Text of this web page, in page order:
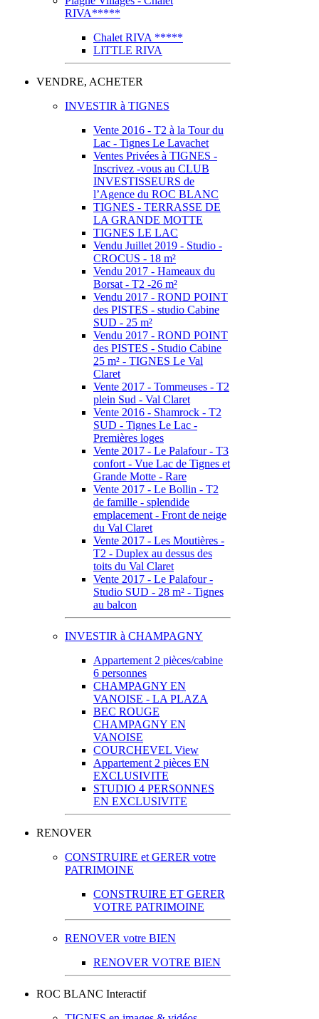
RIVA*****
Chalet RIVA *****
LITTLE RIVA
VENDRE, ACHETER
INVESTIR à TIGNES
Vente 2016 - T2 à la Tour du
Lac - Tignes Le Lavachet
Ventes Privées à TIGNES -
Inscrivez -vous au CLUB
INVESTISSEURS de
l’Agence du ROC BLANC
TIGNES - TERRASSE DE
LA GRANDE MOTTE
TIGNES LE LAC
Vendu Juillet 2019 - Studio -
CROCUS - 18 m²
Vendu 2017 - Hameaux du
Borsat - T2 -26 m²
Vendu 2017 - ROND POINT
des PISTES - studio Cabine
SUD - 25 m²
Vendu 2017 - ROND POINT
des PISTES - Studio Cabine
25 m² - TIGNES Le Val
Claret
Vente 2017 - Tommeuses - T2
plein Sud - Val Claret
Vente 2016 - Shamrock - T2
SUD - Tignes Le Lac -
Premières loges
Vente 2017 - Le Palafour - T3
confort - Vue Lac de Tignes et
Grande Motte - Rare
Vente 2017 - Le Bollin - T2
de famille - splendide
emplacement - Front de neige
du Val Claret
Vente 2017 - Les Moutières -
T2 - Duplex au dessus des
toits du Val Claret
Vente 2017 - Le Palafour -
Studio SUD - 28 m² - Tignes
au balcon
INVESTIR à CHAMPAGNY
Appartement 2 pièces/cabine
6 personnes
CHAMPAGNY EN
VANOISE - LA PLAZA
BEC ROUGE
CHAMPAGNY EN
VANOISE
COURCHEVEL View
Appartement 2 pièces EN
EXCLUSIVITE
STUDIO 4 PERSONNES
EN EXCLUSIVITE
RENOVER
CONSTRUIRE et GERER votre
PATRIMOINE
CONSTRUIRE ET GERER
VOTRE PATRIMOINE
RENOVER votre BIEN
RENOVER VOTRE BIEN
ROC BLANC Interactif